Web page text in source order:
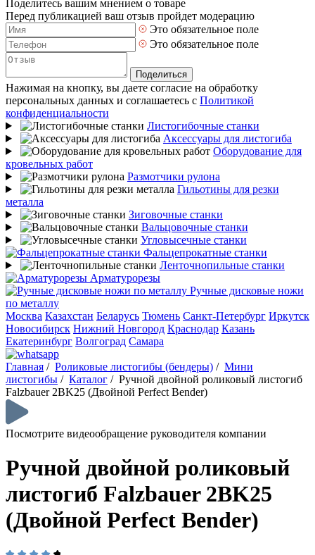
Поделитесь вашим мнением о товаре
Перед публикацией ваш отзыв пройдет модерацию
Это обязательное поле
Это обязательное поле
Поделиться
Нажимая на кнопку, вы даете согласие на обработку
персональных данных и соглашаетесь с Политикой
конфиденциальности
Листогибочные станки
Аксессуары для листогиба
Оборудование для
кровельных работ
Размотчики рулона
Гильотины для резки
металла
Зиговочные станки
Вальцовочные станки
Угловысечные станки
Фальцепрокатные станки
Ленточнопильные станки
Арматурорезы
Ручные дисковые ножи
по металлу
Москва Казахстан Беларусь Тюмень Санкт-Петербург Иркутск
Новосибирск Нижний Новгород Краснодар Казань
Екатеринбург Волгоград Самара
Главная / Роликовые листогибы (бендеры) / Мини
листогибы / Каталог / Ручной двойной роликовый листогиб
Falzbauer 2BK25 (Двойной Perfect Bender)
Посмотрите видеообращение руководителя компании
Ручной двойной роликовый
листогиб Falzbauer 2BK25
(Двойной Perfect Bender)